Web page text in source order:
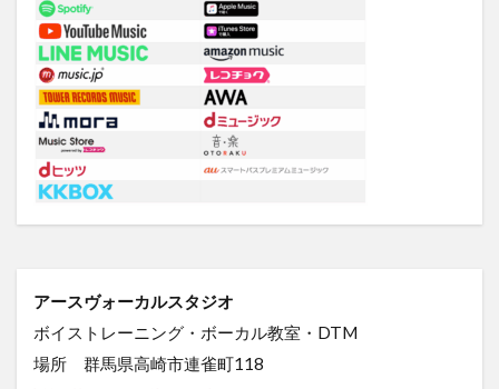
アースヴォーカルスタジオ
ボイストレーニング・ボーカル教室・DTM
場所 群馬県高崎市連雀町118